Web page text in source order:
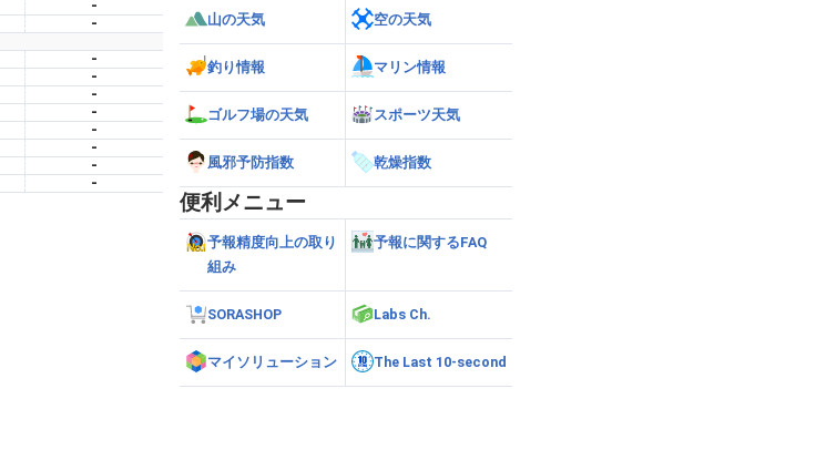
-
-
-
-
-
-
-
-
-
-
山の天気 空の天気
釣り情報 マリン情報
ゴルフ場の天気 スポーツ天気
風邪予防指数 乾燥指数
便利メニュー
予報精度向上の取り
組み
予報に関するFAQ
SORASHOP Labs Ch.
マイソリューション The Last 10-second